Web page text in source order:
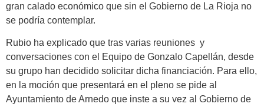
gran calado económico que sin el Gobierno de La Rioja no
se podría contemplar.
Rubio ha explicado que tras varias reuniones y
conversaciones con el Equipo de Gonzalo Capellán, desde
su grupo han decidido solicitar dicha financiación. Para ello,
en la moción que presentará en el pleno se pide al
Ayuntamiento de Arnedo que inste a su vez al Gobierno de